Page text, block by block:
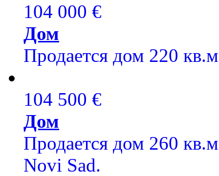
104 000 €
Дом
Продается дом 220
104 500 €
Дом
Продается дом 260
Novi Sad.